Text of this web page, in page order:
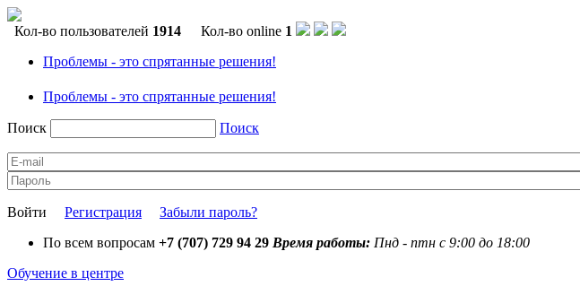
Кол-во пользователей 1914 Кол-во online 1
Проблемы - это спрятанные решения!
Проблемы - это спрятанные решения!
Поиск Поиск
Войти Регистрация
Забыли пароль?
По всем вопросам +7 (707) 729 94 29 Время работы: Пнд - птн с 9:00 до 18:00
Обучение в центре